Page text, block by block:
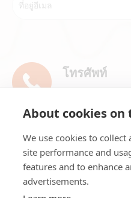
About cookies on
We use cookies to
site performance and
features and to enhance
advertisements.
โทรศัพท์
ที่อยู่